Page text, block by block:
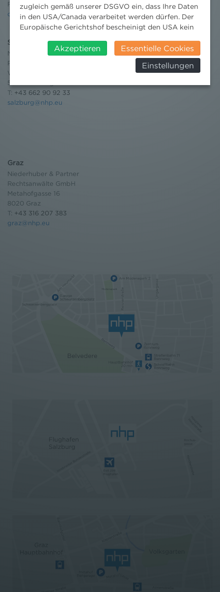
F: +43 1 513 21 24-300
office@nhp.eu
Salzburg
Niederhuber & Partner
Rechtsanwälte GmbH
Wilhelm-Spazier-Straße 2a
5020 Salzburg
T: +43 662 90 92 33
salzburg@nhp.eu
Graz
Niederhuber & Partner
Rechtsanwälte GmbH
Metahofgasse 16
8020 Graz
T: +43 316 207 383
graz@nhp.eu
zugleich gemäß unserer DSGVO ein, dass Ihre Daten
in den USA/Canada verarbeitet werden dürfen. Der
Europäische Gerichtshof bescheinigt den USA kein
insbesondere das Risiko, dass ihre Daten durch US-
Behörden, zu Kontroll- und zu
Überwachungszwecken, verarbeitet werden und
werden können. Zudem finden Sie am
Bildschirmrand ein Cookie-Icon wo Sie jederzeit Ihre
Akzeptieren
Essentielle Cookies
Einstellungen